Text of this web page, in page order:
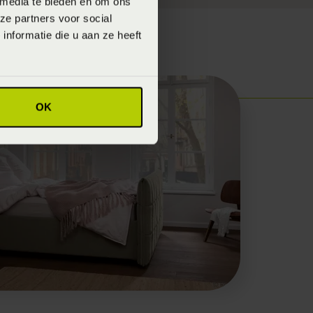
partners voor social
die u aan ze heeft
OK